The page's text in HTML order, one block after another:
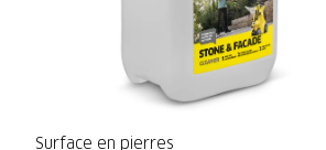
Surface en pierres